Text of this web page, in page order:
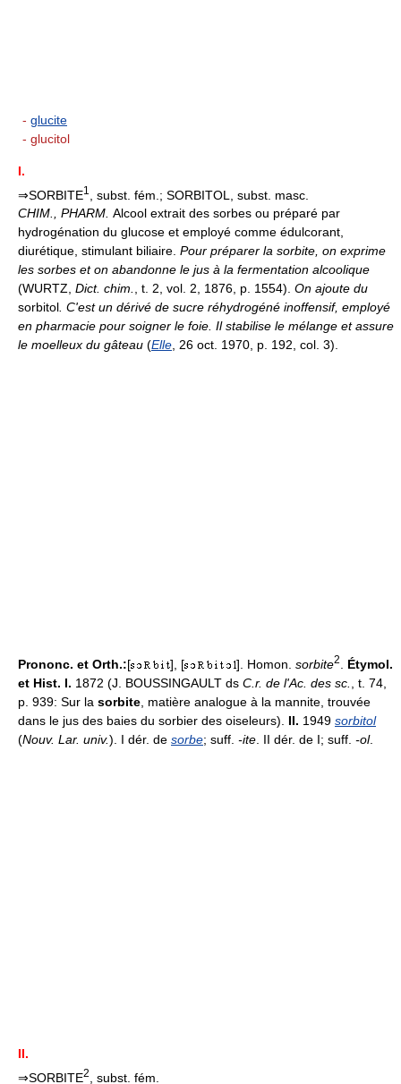
- glucite
- glucitol
I.
⇒SORBITE1
, subst. fém.; SORBITOL, subst. masc.
CHIM., PHARM. Alcool extrait des sorbes ou préparé par
hydrogénation du glucose et employé comme édulcorant,
diurétique, stimulant biliaire. Pour préparer la sorbite, on exprime
les sorbes et on abandonne le jus à la fermentation alcoolique
(WURTZ, Dict. chim., t. 2, vol. 2, 1876, p. 1554). On ajoute du
sorbitol. C'est un dérivé de sucre réhydrogéné inoffensif, employé
en pharmacie pour soigner le foie. Il stabilise le mélange et assure
le moelleux du gâteau (Elle, 26 oct. 1970, p. 192, col. 3).
Prononc. et Orth.:[ ], [ ]. Homon. sorbite2
Étymol.
et Hist. I. 1872 (J. BOUSSINGAULT ds C.r. de l'Ac. des sc.
, t. 74,
p. 939: Sur la sorbite , matière analogue à la mannite, trouvée
dans le jus des baies du sorbier des oiseleurs). II. 1949 sorbitol
(Nouv. Lar. univ.). I dér. de sorbe; suff. -ite . II dér. de I; suff. -ol.
II.
⇒SORBITE2 , subst. fém.